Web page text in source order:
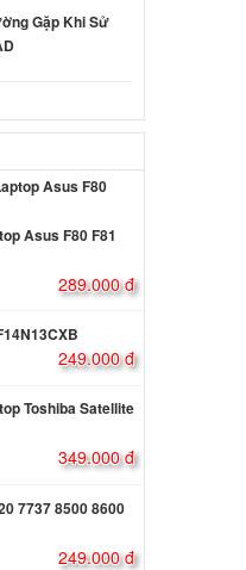
Gặp Khi Sử
Asus F80 F81
289.000 đ
249.000 đ
Toshiba Satellite
349.000 đ
7737 8500 8600
249.000 đ